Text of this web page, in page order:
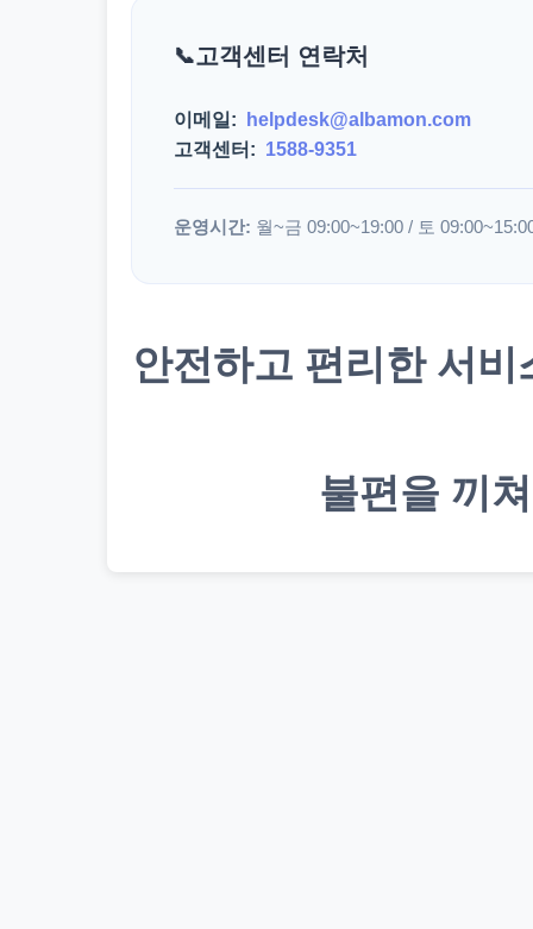
고객센터 연락처
이메일:
helpdesk@albamon.com
고객센터: 1588-9351
운영시간: 월~금 09:00~19:00 / 토
안전하고 편리한 서
불편을 끼